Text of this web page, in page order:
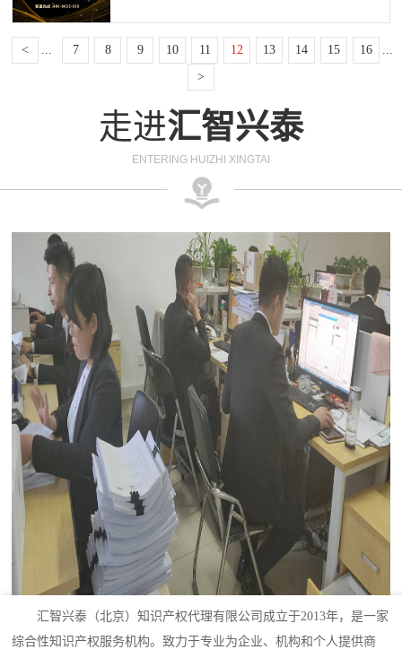
大家都在互相扯皮，即使是大...
漂。但是北漂想要落户北京困难重重，而在众
多的证件中有一个证是可以起到这样一个作用
的，也是非常最重要的，它就是北京工作居住
证。北京工作居住证的功能基本跟北京户口功
能差不多，想要获得它条件也很多，那么作为
北漂一族需要满足什么条件才能获得呢？1.北
< ... 7 8 9 10 11 12 13 14 15 16
...
>
走进汇智兴泰
ENTERING HUIZHI XINGTAI
汇智兴泰（北京）知识产权代理有限公司成立于2013年，是一家
综合性知识产权服务机构。致力于专业为企业、机构和个人提供商